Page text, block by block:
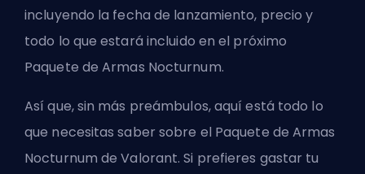
incluyendo la fecha de lanzamiento, precio y
todo lo que estará incluido en el próximo
Paquete de Armas Nocturnum.
Así que, sin más preámbulos, aquí está todo lo
que necesitas saber sobre el Paquete de Armas
Nocturnum de Valorant. Si prefieres gastar tu